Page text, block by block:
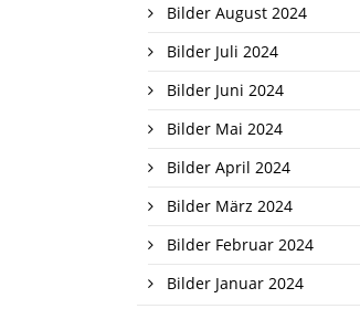
Bilder August 2024
Bilder Juli 2024
Bilder Juni 2024
Bilder Mai 2024
Bilder April 2024
Bilder März 2024
Bilder Februar 2024
Bilder Januar 2024